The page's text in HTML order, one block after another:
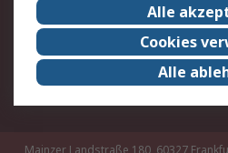
Karriere bei RS
Qualität/Umwelt/
Event-Center
Alle
Cookies
Alle